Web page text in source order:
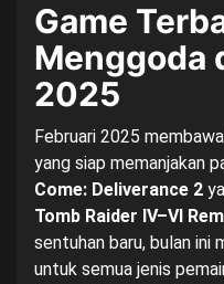
Game
Menggoda
2025
Februari 2025
yang siap memanjakan
Come: Deliverance 2
Tomb Raider IV–VI
sentuhan baru, bulan ini
untuk semua jenis